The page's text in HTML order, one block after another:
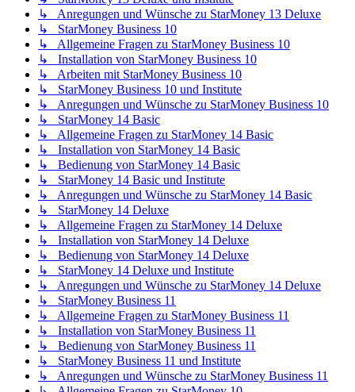
↳ Anregungen und Wünsche zu StarMoney 13 Deluxe
↳ StarMoney Business 10
↳ Allgemeine Fragen zu StarMoney Business 10
↳ Installation von StarMoney Business 10
↳ Arbeiten mit StarMoney Business 10
↳ StarMoney Business 10 und Institute
↳ Anregungen und Wünsche zu StarMoney Business 10
↳ StarMoney 14 Basic
↳ Allgemeine Fragen zu StarMoney 14 Basic
↳ Installation von StarMoney 14 Basic
↳ Bedienung von StarMoney 14 Basic
↳ StarMoney 14 Basic und Institute
↳ Anregungen und Wünsche zu StarMoney 14 Basic
↳ StarMoney 14 Deluxe
↳ Allgemeine Fragen zu StarMoney 14 Deluxe
↳ Installation von StarMoney 14 Deluxe
↳ Bedienung von StarMoney 14 Deluxe
↳ StarMoney 14 Deluxe und Institute
↳ Anregungen und Wünsche zu StarMoney 14 Deluxe
↳ StarMoney Business 11
↳ Allgemeine Fragen zu StarMoney Business 11
↳ Installation von StarMoney Business 11
↳ Bedienung von StarMoney Business 11
↳ StarMoney Business 11 und Institute
↳ Anregungen und Wünsche zu StarMoney Business 11